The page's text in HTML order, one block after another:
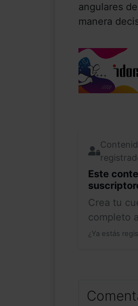
angulares
manera
Este
Crea tu
completo
¿Ya estás